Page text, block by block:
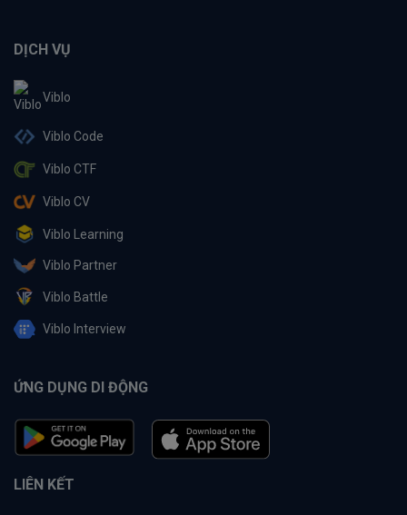
DỊCH VỤ
Viblo
Viblo Code
Viblo CTF
Viblo CV
Viblo Learning
Viblo Partner
Viblo Battle
Viblo Interview
ỨNG DỤNG DI ĐỘNG
LIÊN KẾT